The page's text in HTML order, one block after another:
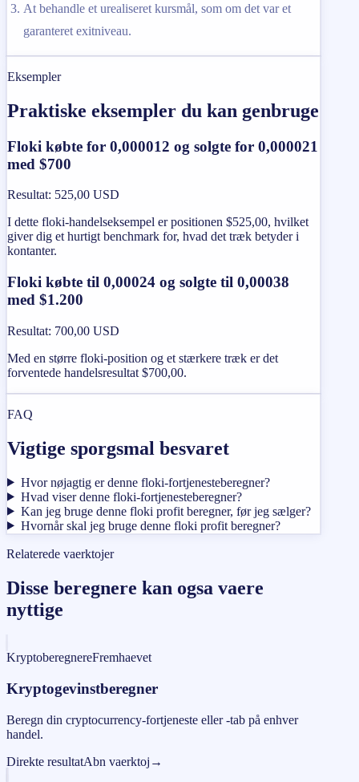
At behandle et urealiseret kursmål, som om det var et
garanteret exitniveau.
Eksempler
Praktiske eksempler du kan genbruge
Floki købte for 0,000012 og solgte for 0,000021
med $700
Resultat: 525,00 USD
I dette floki-handelseksempel er positionen $525,00, hvilket
giver dig et hurtigt benchmark for, hvad det træk betyder i
kontanter.
Floki købte til 0,00024 og solgte til 0,00038
med $1.200
Resultat: 700,00 USD
Med en større floki-position og et stærkere træk er det
forventede handelsresultat $700,00.
FAQ
Vigtige sporgsmal besvaret
Hvor nøjagtig er denne floki-fortjenesteberegner?
Hvad viser denne floki-fortjenesteberegner?
Kan jeg bruge denne floki profit beregner, før jeg sælger?
Hvornår skal jeg bruge denne floki profit beregner?
Relaterede vaerktojer
Disse beregnere kan ogsa vaere
nyttige
KryptoberegnereFremhaevet
Kryptogevinstberegner
Beregn din cryptocurrency-fortjeneste eller -tab på enhver
handel.
Direkte resultatAbn vaerktoj →